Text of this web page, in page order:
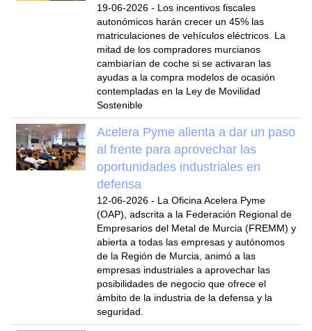
19-06-2026 - Los incentivos fiscales
autonómicos harán crecer un 45% las
matriculaciones de vehículos eléctricos. La
mitad de los compradores murcianos
cambiarían de coche si se activaran las
ayudas a la compra modelos de ocasión
contempladas en la Ley de Movilidad
Sostenible
Acelera Pyme alienta a dar un paso
al frente para aprovechar las
oportunidades industriales en
defensa
12-06-2026 - La Oficina Acelera Pyme
(OAP), adscrita a la Federación Regional de
Empresarios del Metal de Murcia (FREMM) y
abierta a todas las empresas y autónomos
de la Región de Murcia, animó a las
empresas industriales a aprovechar las
posibilidades de negocio que ofrece el
ámbito de la industria de la defensa y la
seguridad.